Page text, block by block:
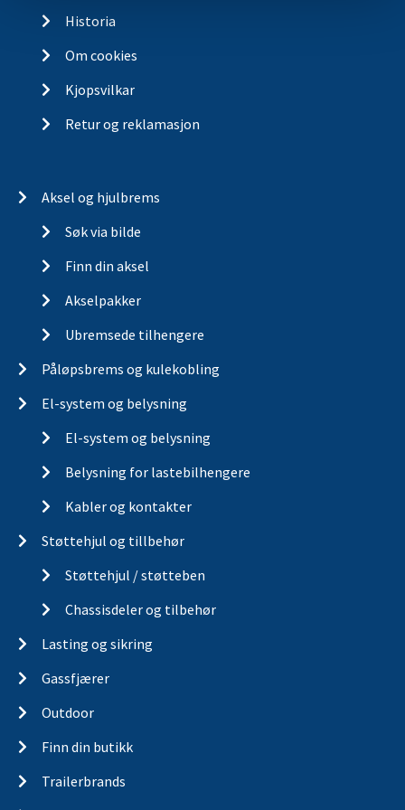
Historia
Om cookies
Kjopsvilkar
Retur og reklamasjon
Aksel og hjulbrems
Søk via bilde
Finn din aksel
Akselpakker
Ubremsede tilhengere
Påløpsbrems og kulekobling
El-system og belysning
El-system og belysning
Belysning for lastebilhengere
Kabler og kontakter
Støttehjul og tillbehør
Støttehjul / støtteben
Chassisdeler og tilbehør
Lasting og sikring
Gassfjærer
Outdoor
Finn din butikk
Trailerbrands